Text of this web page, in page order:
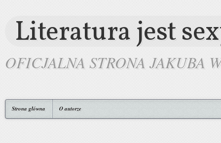
Literatura jest
OFICJALNA STRONA JAKUBA
Strona główna O autorze